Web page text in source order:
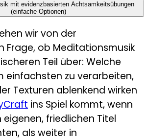
mit evidenzbasierten Achtsamkeitsübungen
(einfache Optionen)
wir von der
Frage, ob Meditationsmusik
Teil über: Welche
einfachsten zu verarbeiten,
Texturen ablenkend wirken
ins Spiel kommt, wenn
eigenen, friedlichen Titel
als weiter in